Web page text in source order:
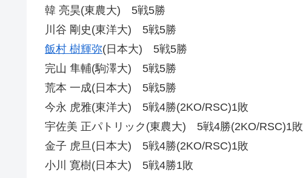
韓 亮昊(東農大) 5戦5勝
川谷 剛史(東洋大) 5戦5勝
飯村 樹輝弥(日本大) 5戦5勝
完山 隼輔(駒澤大) 5戦5勝
荒本 一成(日本大) 5戦5勝
今永 虎雅(東洋大) 5戦4勝(2KO/RSC)1敗
宇佐美 正パトリック(東農大) 5戦4勝(2KO/RSC)1敗
金子 虎旦(日本大) 5戦4勝(2KO/RSC)1敗
小川 寛樹(日本大) 5戦4勝1敗